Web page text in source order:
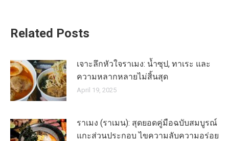
Related Posts
เจาะลึกหัวใจราเมง: น้ำซุป, ทาเระ และ
ความหลากหลายไม่สิ้นสุด
April 19, 2025
ราเมง (ราเมน): สุดยอดคู่มือฉบับสมบูรณ์
แกะส่วนประกอบ ไขความลับความอร่อย